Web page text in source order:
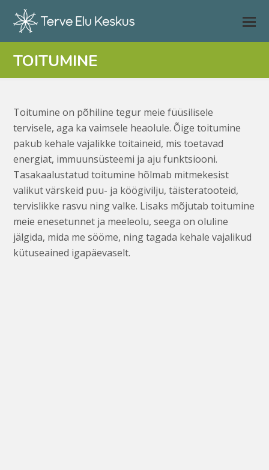
TOITUMINE
Toitumine on põhiline tegur meie füüsilisele
tervisele, aga ka vaimsele heaolule. Õige toitumine
pakub kehale vajalikke toitaineid, mis toetavad
energiat, immuunsüsteemi ja aju funktsiooni.
Tasakaalustatud toitumine hõlmab mitmekesist
valikut värskeid puu- ja köögivilju, täisteratooteid,
tervislikke rasvu ning valke. Lisaks mõjutab toitumine
meie enesetunnet ja meeleolu, seega on oluline
jälgida, mida me sööme, ning tagada kehale vajalikud
kütuseained igapäevaselt.